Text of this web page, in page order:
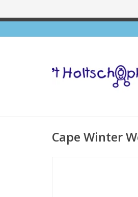
Cape Winter